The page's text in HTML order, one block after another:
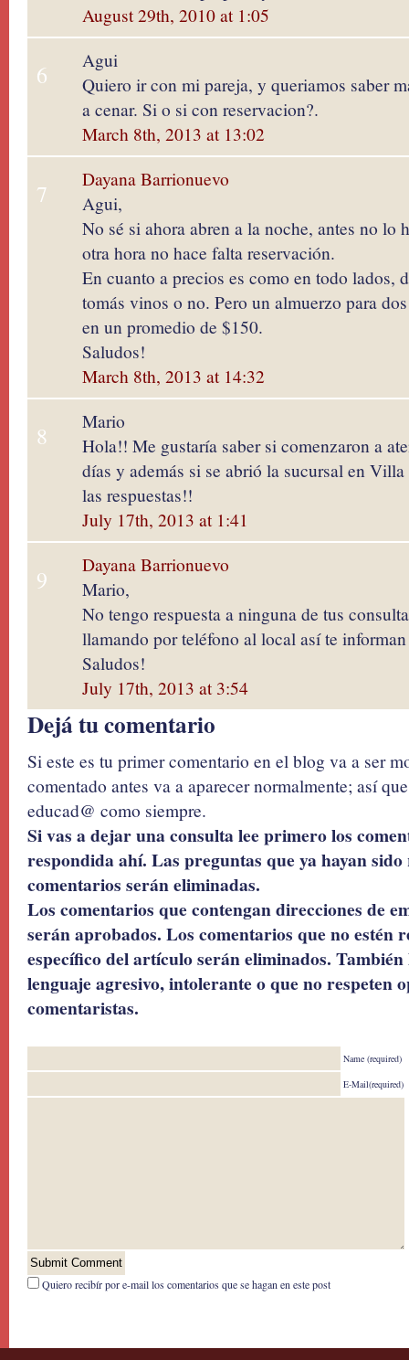
August 29th, 2010 at 1:05
6
Agui
Quiero ir con mi pareja, y queriamos saber
a cenar. Si o si con reservacion?.
March 8th, 2013 at 13:02
7
Dayana Barrionuevo
Agui,
No sé si ahora abren a la noche, antes no lo
otra hora no hace falta reservación.
En cuanto a precios es como en todo lados,
tomás vinos o no. Pero un almuerzo para
en un promedio de $150.
Saludos!
March 8th, 2013 at 14:32
8
Mario
Hola!! Me gustaría saber si comenzaron a
días y además si se abrió la sucursal en
las respuestas!!
July 17th, 2013 at 1:41
9
Dayana Barrionuevo
Mario,
No tengo respuesta a ninguna de tus
llamando por teléfono al local así te
Saludos!
July 17th, 2013 at 3:54
Dejá tu comentario
Si este es tu primer comentario en el blog va a ser
comentado antes va a aparecer normalmente; así
educad@ como siempre.
Si vas a dejar una consulta lee primero los
respondida ahí. Las preguntas que ya hayan
comentarios serán eliminadas.
Los comentarios que contengan direcciones de
serán aprobados. Los comentarios que no estén
específico del artículo serán eliminados.
lenguaje agresivo, intolerante o que no respeten
comentaristas.
Name (required)
E-Mail(required)
Quiero recibír por e-mail los comentarios que se hagan en este post